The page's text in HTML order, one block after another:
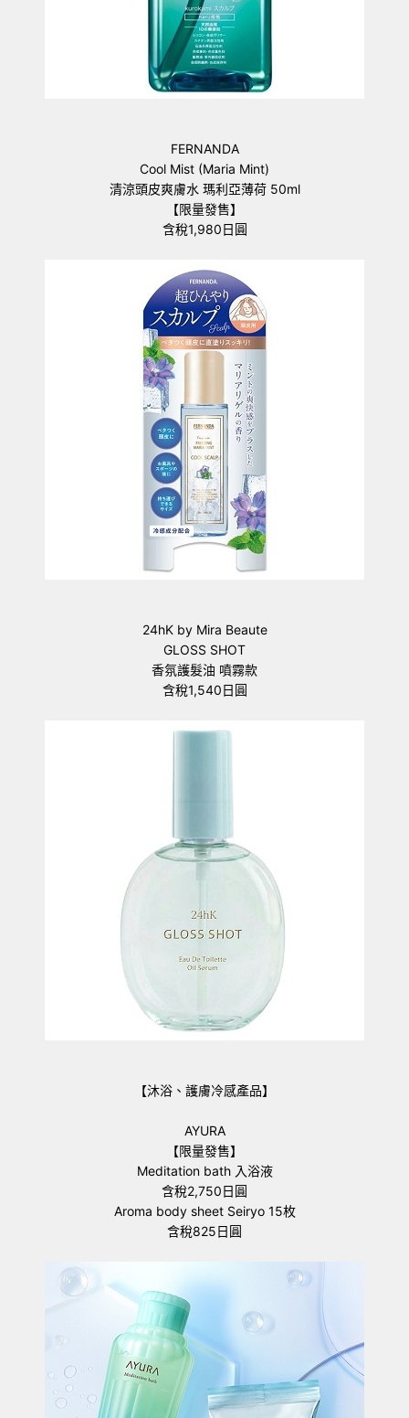
FERNANDA
Cool Mist (Maria Mint)
清涼頭皮爽膚水 瑪利亞薄荷 50ml
【限量發售】
含稅1,980日圓
24hK by Mira Beaute
GLOSS SHOT
香氛護髮油 噴霧款
含稅1,540日圓
【沐浴、護膚冷感產品】
AYURA
【限量發售】
Meditation bath 入浴液
含稅2,750日圓
Aroma body sheet Seiryo 15枚
含稅825日圓